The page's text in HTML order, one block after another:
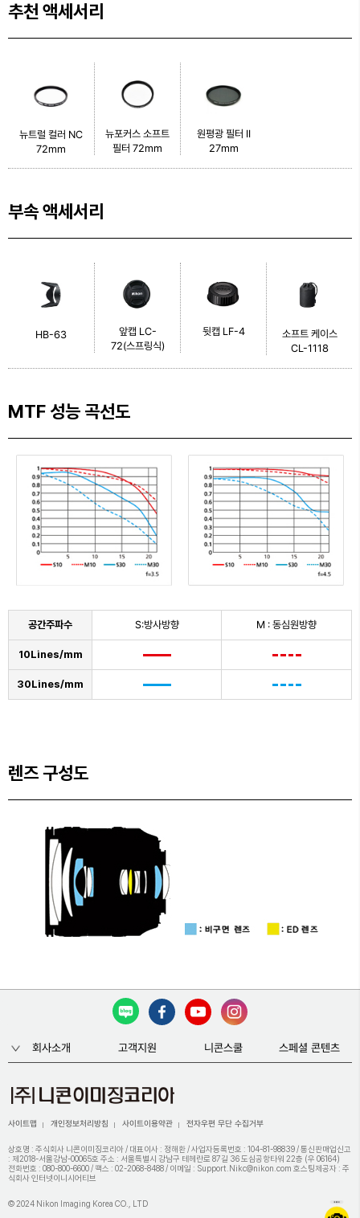
추천 액세서리
뉴트럴 컬러 NC
72mm
뉴포커스 소프트
필터 72mm
원평광 필터 II
27mm
부속 액세서리
HB-63
앞캡 LC-
72(스프링식)
뒷캡 LF-4
소프트 케이스
CL-1118
MTF 성능 곡선도
공간주파수 S:방사방향 M : 동심원방향
10Lines/mm
30Lines/mm
렌즈 구성도
회사소개 고객지원 니콘스쿨 스페셜 콘텐츠
사이트맵 개인정보처리방침 사이트이용약관 전자우편 무단 수집거부
상호명 : 주식회사 니콘이미징코리아 / 대표이사 : 정해환 / 사업자등록번호 : 104-81-98839 / 통신판매업신고
: 제2018-서울강남-00065호 주소 : 서울특별시 강남구 테헤란로 87길 36 도심공항타워 22층 (우 06164)
전화번호 : 080-800-6600 / 팩스 : 02-2068-8488 / 이메일 : Support.Nikc@nikon.com 호스팅제공자 : 주
식회사 인터넷이니시어티브
© 2024 Nikon Imaging Korea CO., LTD